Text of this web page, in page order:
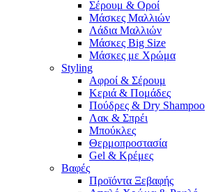
Σέρουμ & Οροί
Μάσκες Μαλλιών
Λάδια Μαλλιών
Μάσκες Big Size
Μάσκες με Χρώμα
Styling
Αφροί & Σέρουμ
Κεριά & Πομάδες
Πούδρες & Dry Shampoo
Λακ & Σπρέι
Μπούκλες
Θερμοπροστασία
Gel & Κρέμες
Βαφές
Προϊόντα Ξεβαφής